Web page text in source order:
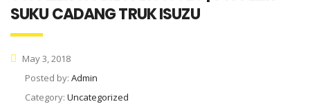
SUKU CADANG TRUK ISUZU
May 3, 2018
Posted by: Admin
Category: Uncategorized